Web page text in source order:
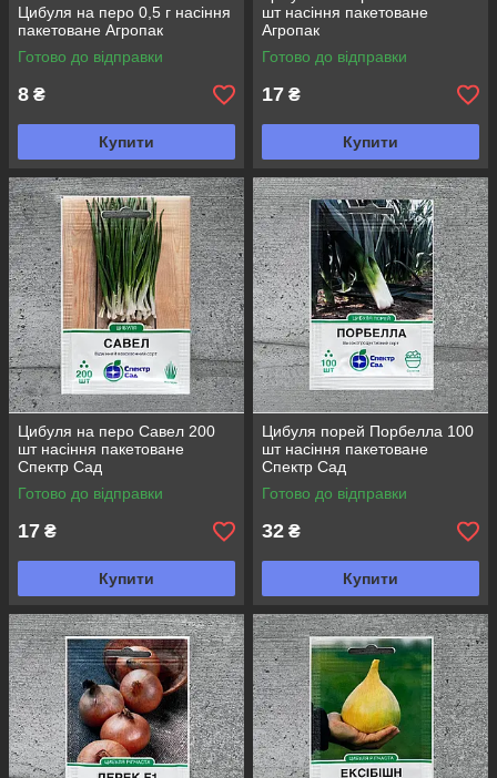
Цибуля на перо 0,5 г насіння
пакетоване Агропак
Готово до відправки
8 ₴
Купити
шт насіння пакетоване
Агропак
Готово до відправки
17 ₴
Купити
Цибуля на перо Савел 200
шт насіння пакетоване
Спектр Сад
Готово до відправки
17 ₴
Купити
Цибуля порей Порбелла 100
шт насіння пакетоване
Спектр Сад
Готово до відправки
32 ₴
Купити